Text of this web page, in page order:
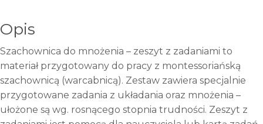
zadaniami
Opis
Szachownica do mnożenia – zeszyt z zadaniami to
materiał przygotowany do pracy z montessoriańską
szachownicą (warcabnicą). Zestaw zawiera specjalnie
przygotowane zadania z układania oraz mnożenia –
ułożone są wg. rosnącego stopnia trudności. Zeszyt z